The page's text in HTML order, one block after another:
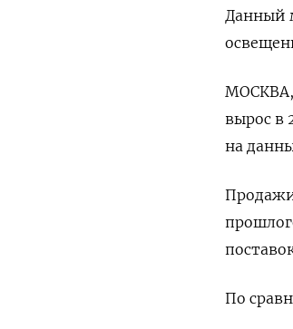
Данный
МОСКВА,
вырос в
на
По